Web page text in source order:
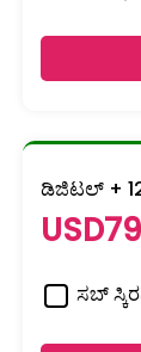
ಡಿಜಿಟಲ್ +
USD79
ಸಬ್